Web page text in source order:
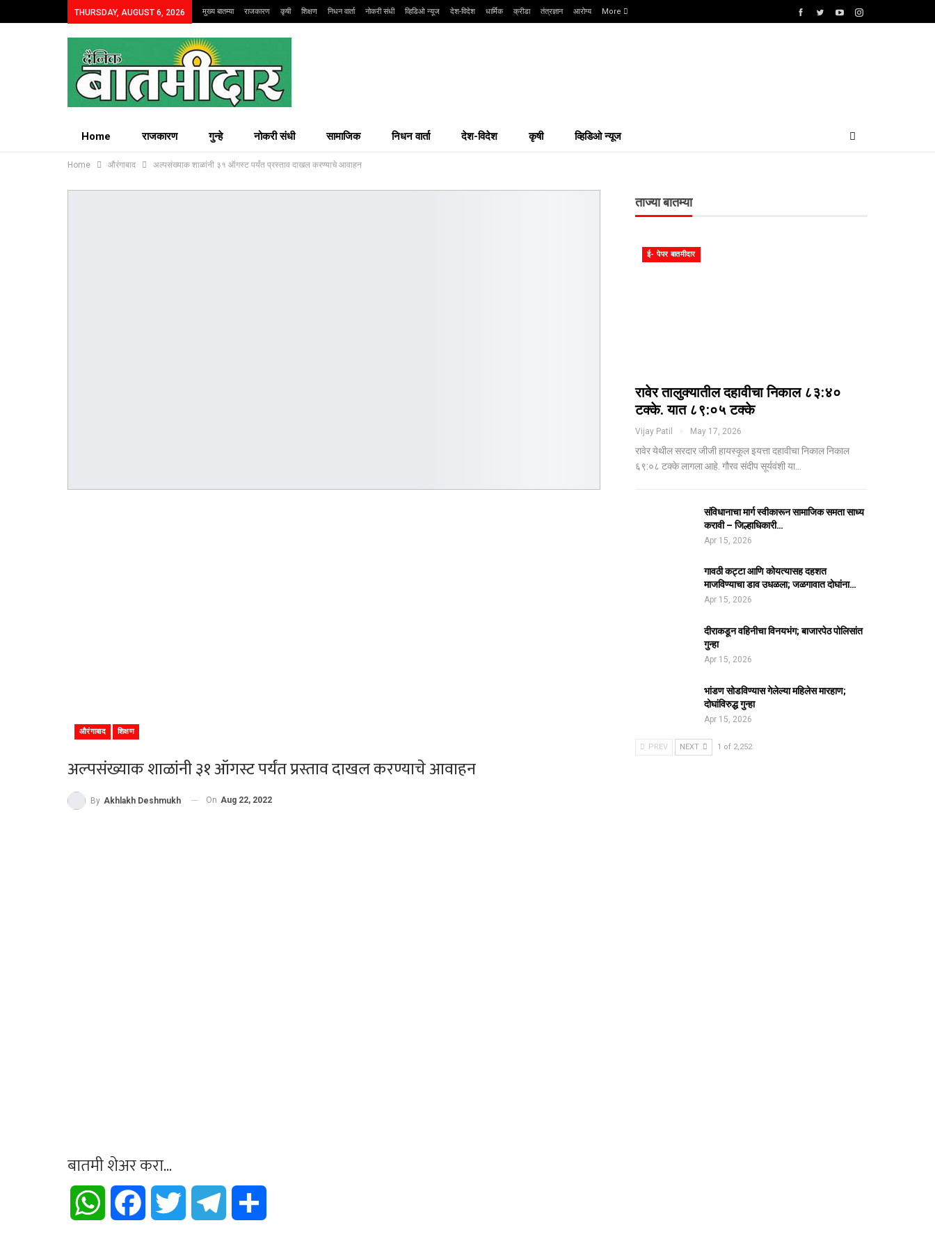
THURSDAY, AUGUST 6, 2026 मुख्य बातम्या राजकारण कृषी शिक्षण निधन वार्ता नोकरी संधी व्हिडिओ न्यूज देश-विदेश धार्मिक क्रीडा तंत्रज्ञान आरोग्य More
Home राजकारण गुन्हे नोकरी संधी सामाजिक निधन वार्ता देश-विदेश कृषी व्हिडिओ न्यूज
Home औरंगाबाद अल्पसंख्याक शाळांनी ३१ ऑगस्ट पर्यंत प्रस्ताव दाखल करण्याचे आवाहन
औरंगाबाद शिक्षण
अल्पसंख्याक शाळांनी ३१ ऑगस्ट पर्यंत प्रस्ताव दाखल करण्याचे आवाहन
By Akhlakh Deshmukh On Aug 22, 2022
बातमी शेअर करा...
WhatsApp Facebook Twitter Telegram
ताज्या बातम्या
ई- पेपर बातमीदार
रावेर तालुक्यातील दहावीचा निकाल ८३:४०
टक्के. यात ८९:०५ टक्के
Vijay Patil May 17, 2026
रावेर येथील सरदार जीजी हायस्कूल इयत्ता दहावीचा निकाल निकाल
६९:०८ टक्के लागला आहे. गौरव संदीप सूर्यवंशी या…
संविधानाचा मार्ग स्वीकारून सामाजिक समता साध्य
करावी – जिल्हाधिकारी…
Apr 15, 2026
गावठी कट्टा आणि कोयत्यासह दहशत
माजविण्याचा डाव उधळला; जळगावात दोघांना…
Apr 15, 2026
दीराकडून वहिनीचा विनयभंग; बाजारपेठ पोलिसांत
गुन्हा
Apr 15, 2026
भांडण सोडविण्यास गेलेल्या महिलेस मारहाण;
दोघांविरुद्ध गुन्हा
Apr 15, 2026
PREV NEXT 1 of 2,252